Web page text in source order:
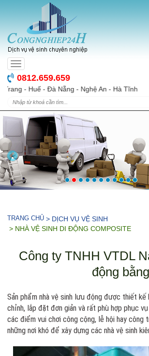
Toggle
navigation
0812.659.659
An - Hà Tĩnh
TRANG CHỦ > DỊCH VỤ VỆ SINH
> NHÀ VỆ SINH DI ĐỘNG COMPOSITE
Công ty TNHH VTDL
động
Sản phẩm nhà vệ sinh lưu động được thiết kế
chỉnh, lắp đặt đơn giản và rất phù hợp phục
các điểm vui chơi công cộng, lễ hội hay công
những nơi khó để xây dựng các nhà vệ sinh